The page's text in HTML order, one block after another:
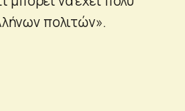
πολιτών».